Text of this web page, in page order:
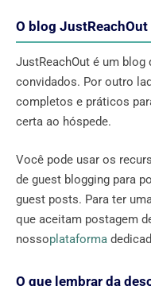
O blog
JustReachOut é um
convidados. Por outro
completos e práticos
certa ao hóspede.
Você pode usar os
de guest blogging para
guest posts. Para ter
que aceitam postagem
nossoplataforma
O que lembrar da